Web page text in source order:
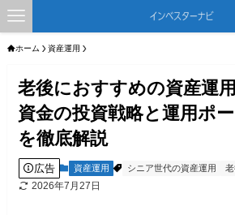
ホーム 資産運用
老後におすすめの資産運
資金の投資戦略と運用ポ
を徹底解説
広告 資産運用 シニア世代の資産運用
2026年7月27日